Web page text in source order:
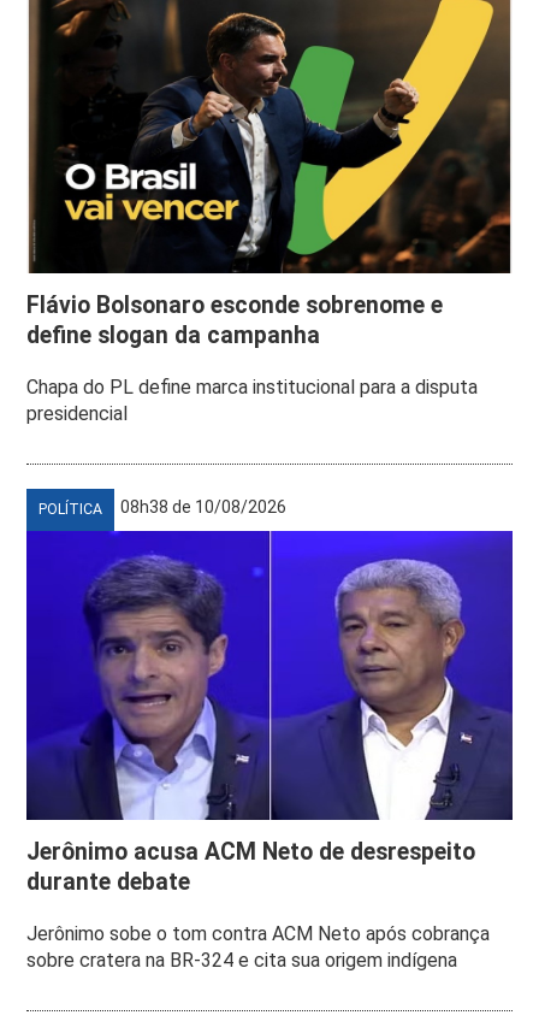
Flávio Bolsonaro esconde sobrenome e
define slogan da campanha
Chapa do PL define marca institucional para a disputa
presidencial
POLÍTICA 08h38 de 10/08/2026
Jerônimo acusa ACM Neto de desrespeito
durante debate
Jerônimo sobe o tom contra ACM Neto após cobrança
sobre cratera na BR-324 e cita sua origem indígena